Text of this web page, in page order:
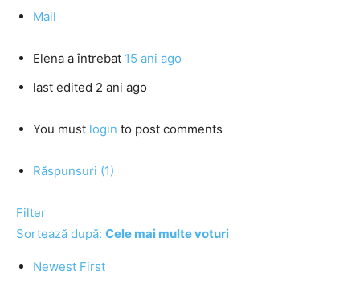
Mail
Elena a întrebat 15 ani ago
last edited 2 ani ago
You must login to post comments
Răspunsuri (1)
Filter
Sortează după: Cele mai multe voturi
Newest First